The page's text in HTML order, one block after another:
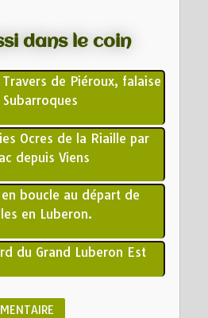
dans le coin
de Piéroux, falaise
Subarroques
Ocres de la Riaille par
depuis Viens
boucle au départ de
en Luberon.
du Grand Luberon Est